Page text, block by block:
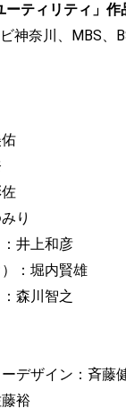
ーティリティ」作
神奈川、MBS、
り
井上和彦
：堀内賢雄
森川智之
デザイン：斉藤
裕